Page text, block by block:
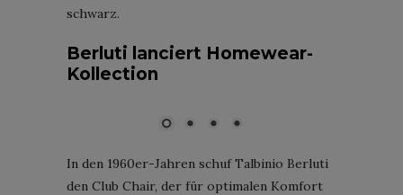
schwarz.
Berluti lanciert Homewear-
Kollection
In den 1960er-Jahren schuf Talbinio Berluti
den Club Chair, der für optimalen Komfort